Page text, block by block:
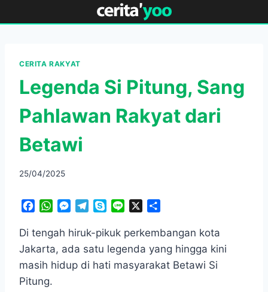
to
CERITA RAKYAT
Legenda Si Pitung, Sang
Pahlawan Rakyat dari
Betawi
25/04/2025
c
e
b
o
o
W
a
t
A
M
s
s
n
l
e
g
r
y
p
e
n
e
a
r
Di tengah hiruk-pikuk perkembangan kota
Jakarta, ada satu legenda yang hingga kini
masih hidup di hati masyarakat Betawi Si
Pitung.